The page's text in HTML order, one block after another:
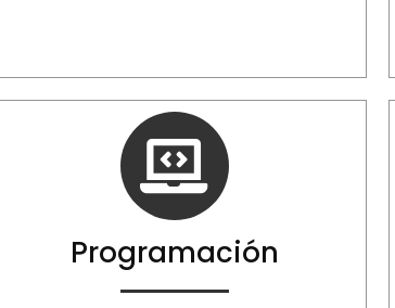
Programación